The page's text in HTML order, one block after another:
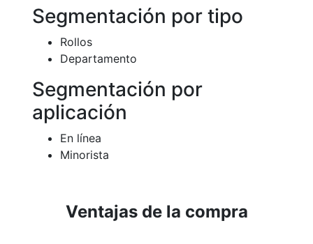
Segmentación por tipo
Rollos
Departamento
Segmentación por
aplicación
En línea
Minorista
Ventajas de la compra